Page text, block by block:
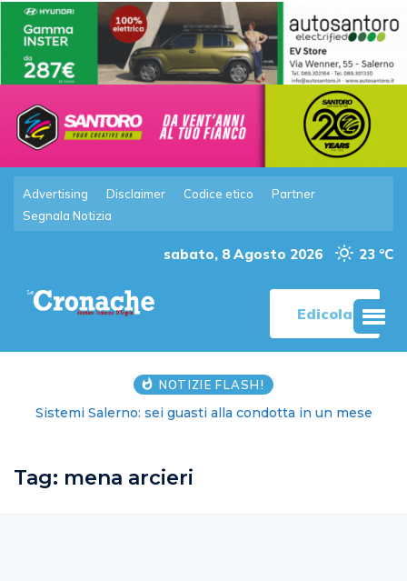
Advertising Disclaimer Codice etico
Partner
Segnala Notizia
sabato, 8 Agosto 2026 23 °C
Edicola
NOTIZIE FLASH!
Sistemi Salerno: sei guasti alla condotta in un mese
Tag: mena arcieri